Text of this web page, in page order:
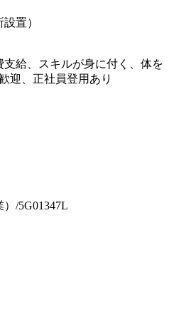
置）
給、スキルが身に付く、体を
迎、正社員登用あり
/5G01347L